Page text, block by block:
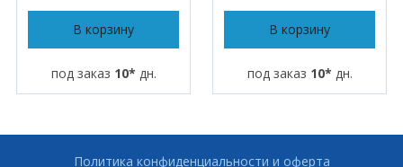
В корзину
под заказ 10* дн.
В корзину
под заказ 10* дн.
Политика конфиденциальности и оферта